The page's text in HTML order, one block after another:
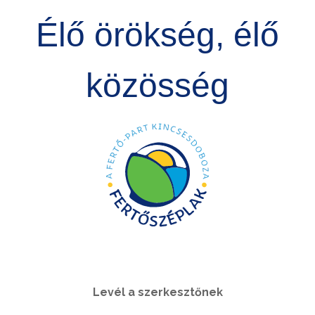
Élő örökség, élő
közösség
Levél a szerkesztőnek